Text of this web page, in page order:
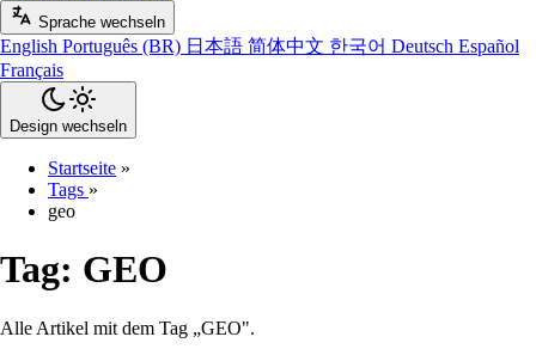
Sprache wechseln
English Português (BR) 日本語 简体中文 한국어 Deutsch Español
Français
Design wechseln
Startseite »
Tags »
geo
Tag: GEO
Alle Artikel mit dem Tag „GEO".